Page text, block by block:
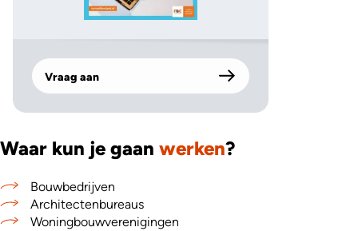
Vraag aan
Waar kun je gaan werken?
Bouwbedrijven
Architectenbureaus
Woningbouwverenigingen